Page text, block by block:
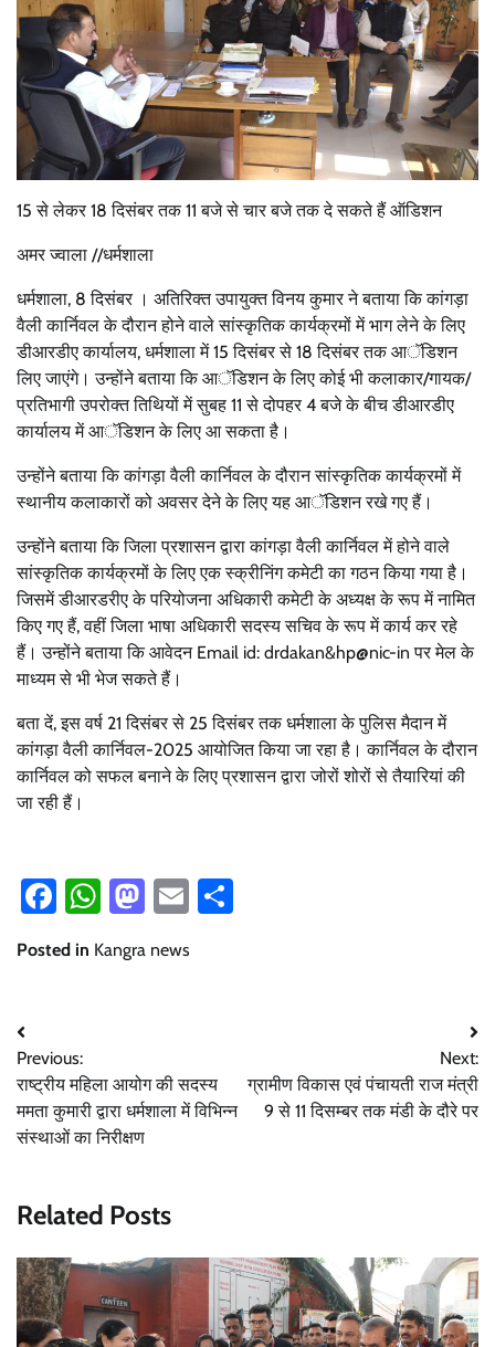
15 से लेकर 18 दिसंबर तक 11 बजे से चार बजे तक दे सकते हैं ऑडिशन
अमर ज्वाला //धर्मशाला
धर्मशाला, 8 दिसंबर । अतिरिक्त उपायुक्त विनय कुमार ने बताया कि कांगड़ा
वैली कार्निवल के दौरान होने वाले सांस्कृतिक कार्यक्रमों में भाग लेने के लिए
डीआरडीए कार्यालय, धर्मशाला में 15 दिसंबर से 18 दिसंबर तक आॅडिशन
लिए जाएंगे। उन्होंने बताया कि आॅडिशन के लिए कोई भी कलाकार/गायक/
प्रतिभागी उपरोक्त तिथियों में सुबह 11 से दोपहर 4 बजे के बीच डीआरडीए
कार्यालय में आॅडिशन के लिए आ सकता है।
उन्होंने बताया कि कांगड़ा वैली कार्निवल के दौरान सांस्कृतिक कार्यक्रमों में
स्थानीय कलाकारों को अवसर देने के लिए यह आॅडिशन रखे गए हैं।
उन्होंने बताया कि जिला प्रशासन द्वारा कांगड़ा वैली कार्निवल में होने वाले
सांस्कृतिक कार्यक्रमों के लिए एक स्क्रीनिंग कमेटी का गठन किया गया है।
जिसमें डीआरडरीए के परियोजना अधिकारी कमेटी के अध्यक्ष के रूप में नामित
किए गए हैं, वहीं जिला भाषा अधिकारी सदस्य सचिव के रूप में कार्य कर रहे
हैं। उन्होंने बताया कि आवेदन Email id: drdakan&hp@nic-in पर मेल के
माध्यम से भी भेज सकते हैं।
बता दें, इस वर्ष 21 दिसंबर से 25 दिसंबर तक धर्मशाला के पुलिस मैदान में
कांगड़ा वैली कार्निवल-2025 आयोजित किया जा रहा है। कार्निवल के दौरान
कार्निवल को सफल बनाने के लिए प्रशासन द्वारा जोरों शोरों से तैयारियां की
जा रही हैं।
Facebook
WhatsApp
Mastodon
Email
Posted in Kangra news
Post
navigation
Previous:
राष्ट्रीय महिला आयोग की सदस्य
ममता कुमारी द्वारा धर्मशाला में विभिन्न
संस्थाओं का निरीक्षण
Next:
ग्रामीण विकास एवं पंचायती राज मंत्री
9 से 11 दिसम्बर तक मंडी के दौरे पर
Related Posts